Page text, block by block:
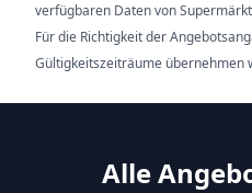
verfügbaren Daten von
Für die Richtigkeit der
Gültigkeitszeiträume übernehmen
Alle